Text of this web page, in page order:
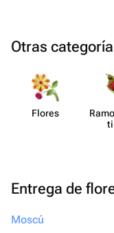
Otras
Flores
Entrega de
Moscú